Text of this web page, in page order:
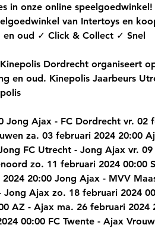
in onze online
van Intertoys en
oud ✓ Click & Collect ✓ Snel
Dordrecht organiseert
en oud. Kinepolis Jaarbeurs
Jong Ajax - FC Dordrecht vr. 02
za. 03 februari 2024 20:00
FC Utrecht - Jong Ajax vr.
zo. 11 februari 2024 00:00
20:00 Jong Ajax - MVV
Jong Ajax zo. 18 februari 2024
AZ - Ajax ma. 26 februari 2024
00:00 FC Twente - Ajax